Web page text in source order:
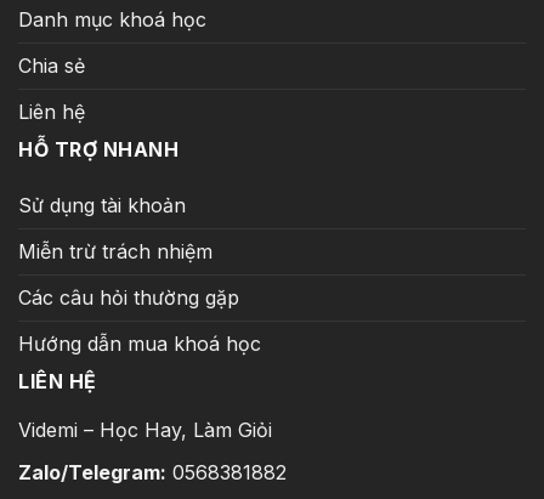
Danh mục khoá học
Chia sẻ
Liên hệ
HỖ TRỢ NHANH
Sử dụng tài khoản
Miễn trừ trách nhiệm
Các câu hỏi thường gặp
Hướng dẫn mua khoá học
LIÊN HỆ
Videmi – Học Hay, Làm Giỏi
Zalo/Telegram: 0568381882